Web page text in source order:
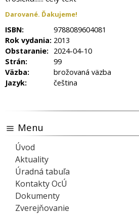
Darované. Ďakujeme!
ISBN:
9788089604081
Rok vydania: 2013
Obstaranie: 2024-04-10
Strán:
99
Väzba:
brožovaná väzba
Jazyk:
čeština
Menu
Úvod
Aktuality
Úradná tabuľa
Kontakty OcÚ
Dokumenty
Zverejňovanie